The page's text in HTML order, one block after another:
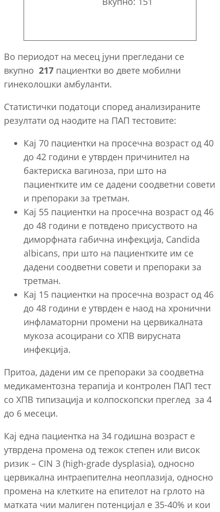
Во периодот на месец јуни прегледани се
вкупно 217 пациентки во двете мобилни
гинеколошки амбуланти.
Статистички податоци според анализираните
резултати од наодите на ПАП тестовите:
Кај 70 пациентки на просечна возраст од 40
до 42 години е утврден причинител на
бактериска вагиноза, при што на
пациентките им се дадени соодветни совети
и препораки за третман.
Кај 55 пациентки на просечна возраст од 46
до 48 години е потвдено присуството на
диморфната габична инфекција, Candida
albicans, при што на пациентките им се
дадени соодветни совети и препораки за
третман.
Кај 15 пациентки на просечна возраст од 46
до 48 години е утврден е наод на хронични
инфламаторни промени на цервикалната
мукоза асоцирани со ХПВ вирусната
инфекција.
Притоа, дадени им се препораки за соодветна
медикаментозна терапија и контролен ПАП тест
со ХПВ типизација и колпоскопски преглед за 4
до 6 месеци.
Кај една пациентка на 34 годишна возраст е
утврдена промена од тежок степен или висок
ризик – CIN 3 (high-grade dysplasia), односно
цервикална интраепителна неоплазија, односно
промена на клетките на епителот на грлото на
матката чии малиген потенцијал е 35-40% и кои